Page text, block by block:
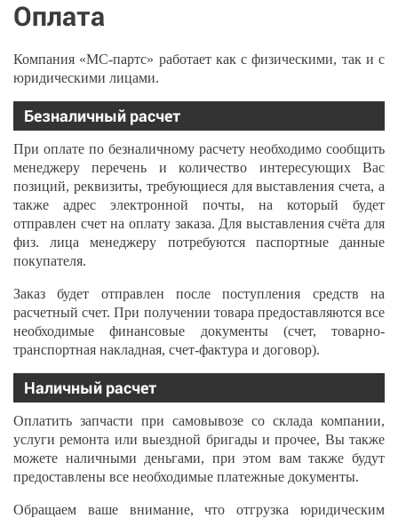
Оплата
Компания «МС-партс» работает как с физическими, так и с
юридическими лицами.
Безналичный расчет
При оплате по безналичному расчету необходимо сообщить
менеджеру перечень и количество интересующих Вас
позиций, реквизиты, требующиеся для выставления счета, а
также адрес электронной почты, на который будет
отправлен счет на оплату заказа. Для выставления счёта для
физ. лица менеджеру потребуются паспортные данные
покупателя.
Заказ будет отправлен после поступления средств на
расчетный счет. При получении товара предоставляются все
необходимые финансовые документы (счет, товарно-
транспортная накладная, счет-фактура и договор).
Наличный расчет
Оплатить запчасти при самовывозе со склада компании,
услуги ремонта или выездной бригады и прочее, Вы также
можете наличными деньгами, при этом вам также будут
предоставлены все необходимые платежные документы.
Обращаем ваше внимание, что отгрузка юридическим